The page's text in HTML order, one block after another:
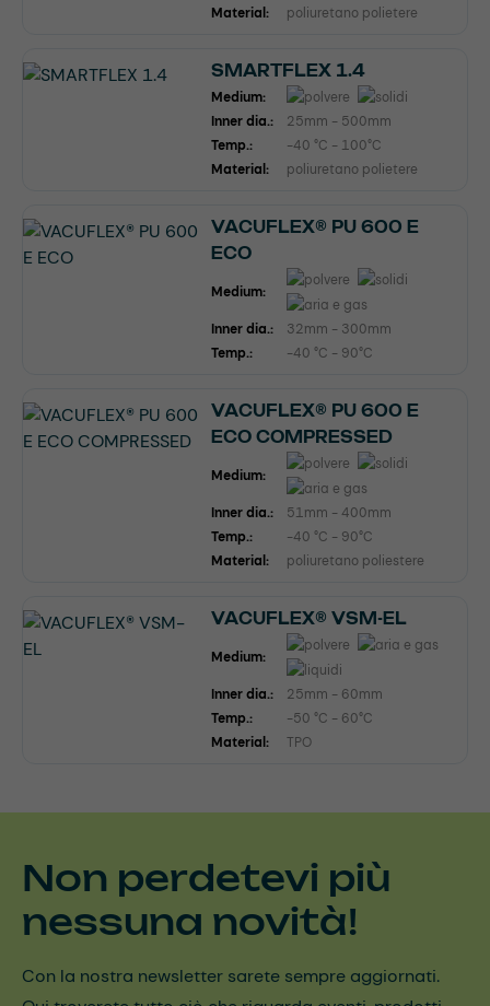
Material:
poliuretano polietere
SMARTFLEX 1.4
Medium:
Inner dia.:
25mm - 500mm
Temp.:
-40 °C - 100°C
Material:
poliuretano polietere
VACUFLEX® PU 600 E
ECO
Medium:
Inner dia.:
32mm - 300mm
Temp.:
-40 °C - 90°C
VACUFLEX® PU 600 E
ECO COMPRESSED
Medium:
Inner dia.:
51mm - 400mm
Temp.:
-40 °C - 90°C
Material:
poliuretano poliestere
VACUFLEX® VSM-EL
Medium:
Inner dia.:
25mm - 60mm
Temp.:
-50 °C - 60°C
Material:
TPO
Non perdetevi più
nessuna novità!
Con la nostra newsletter sarete sempre aggiornati.